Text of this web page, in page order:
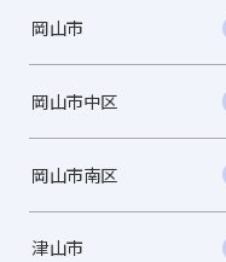
岡山市
岡山市中区
岡山市南区
津山市